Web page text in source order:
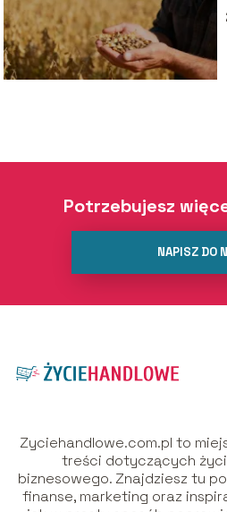
Potrzebujesz
NAPISZ DO
Zyciehandlowe.com.pl to
treści dotyczących
biznesowego. Znajdziesz tu
finanse, marketing oraz